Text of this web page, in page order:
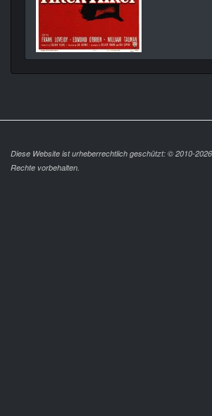
Diese Website ist urheberrechtlich geschützt: © 2010-
Rechte vorbehalten.